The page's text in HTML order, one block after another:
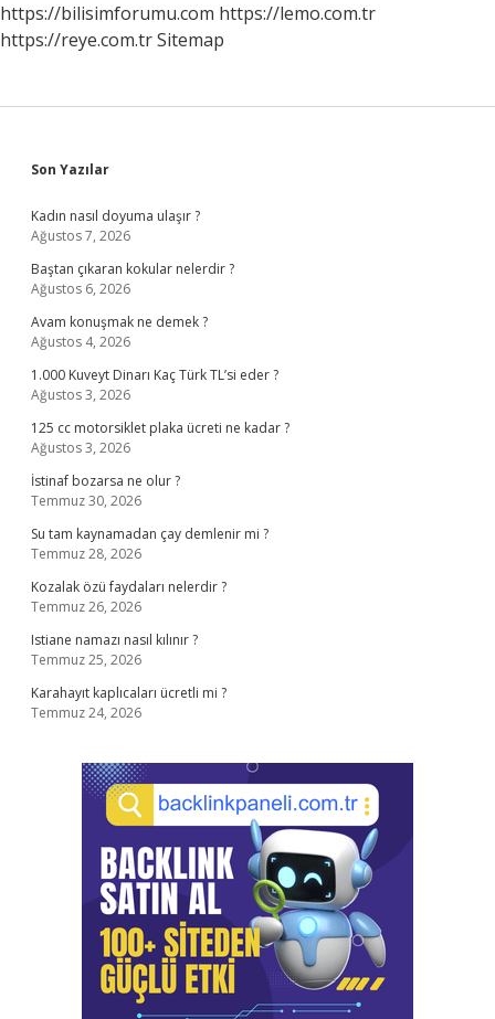
https://bilisimforumu.com https://lemo.com.tr
https://reye.com.trSitemap
Sidebar
Son Yazılar
Kadın nasıl doyuma ulaşır ?
Ağustos 7, 2026
Baştan çıkaran kokular nelerdir ?
Ağustos 6, 2026
Avam konuşmak ne demek ?
Ağustos 4, 2026
1.000 Kuveyt Dinarı Kaç Türk TL’si eder ?
Ağustos 3, 2026
125 cc motorsiklet plaka ücreti ne kadar ?
Ağustos 3, 2026
İstinaf bozarsa ne olur ?
Temmuz 30, 2026
Su tam kaynamadan çay demlenir mi ?
Temmuz 28, 2026
Kozalak özü faydaları nelerdir ?
Temmuz 26, 2026
Istiane namazı nasıl kılınır ?
Temmuz 25, 2026
Karahayıt kaplıcaları ücretli mi ?
Temmuz 24, 2026